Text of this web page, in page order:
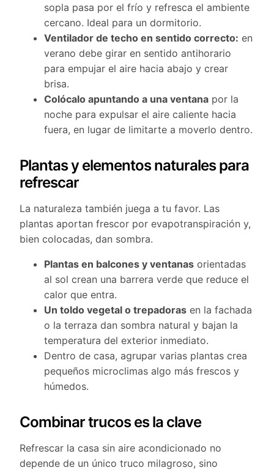
sopla pasa por el frío y refresca el ambiente
cercano. Ideal para un dormitorio.
Ventilador de techo en sentido correcto: en
verano debe girar en sentido antihorario
para empujar el aire hacia abajo y crear
brisa.
Colócalo apuntando a una ventana por la
noche para expulsar el aire caliente hacia
fuera, en lugar de limitarte a moverlo dentro.
Plantas y elementos naturales para
refrescar
La naturaleza también juega a tu favor. Las
plantas aportan frescor por evapotranspiración y,
bien colocadas, dan sombra.
Plantas en balcones y ventanas orientadas
al sol crean una barrera verde que reduce el
calor que entra.
Un toldo vegetal o trepadoras en la fachada
o la terraza dan sombra natural y bajan la
temperatura del exterior inmediato.
Dentro de casa, agrupar varias plantas crea
pequeños microclimas algo más frescos y
húmedos.
Combinar trucos es la clave
Refrescar la casa sin aire acondicionado no
depende de un único truco milagroso, sino